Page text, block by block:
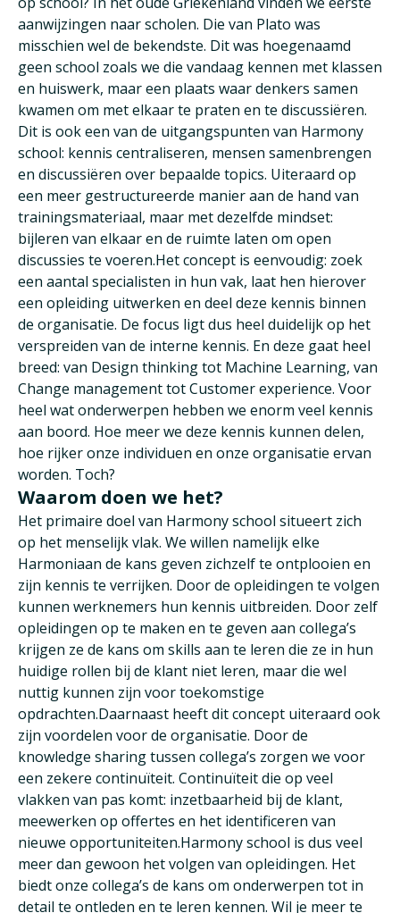
aanwijzingen naar scholen. Die van Plato was
misschien wel de bekendste. Dit was hoegenaamd
geen school zoals we die vandaag kennen met klassen
en huiswerk, maar een plaats waar denkers samen
kwamen om met elkaar te praten en te discussiëren.
Dit is ook een van de uitgangspunten van Harmony
school: kennis centraliseren, mensen samenbrengen
en discussiëren over bepaalde topics. Uiteraard op
een meer gestructureerde manier aan de hand van
trainingsmateriaal, maar met dezelfde mindset:
bijleren van elkaar en de ruimte laten om open
discussies te voeren.Het concept is eenvoudig: zoek
een aantal specialisten in hun vak, laat hen hierover
een opleiding uitwerken en deel deze kennis binnen
de organisatie. De focus ligt dus heel duidelijk op het
verspreiden van de interne kennis. En deze gaat heel
breed: van Design thinking tot Machine Learning, van
Change management tot Customer experience. Voor
heel wat onderwerpen hebben we enorm veel kennis
aan boord. Hoe meer we deze kennis kunnen delen,
hoe rijker onze individuen en onze organisatie ervan
worden. Toch?
Waarom doen we het?
Het primaire doel van Harmony school situeert zich
op het menselijk vlak. We willen namelijk elke
Harmoniaan de kans geven zichzelf te ontplooien en
zijn kennis te verrijken. Door de opleidingen te volgen
kunnen werknemers hun kennis uitbreiden. Door zelf
opleidingen op te maken en te geven aan collega’s
krijgen ze de kans om skills aan te leren die ze in hun
huidige rollen bij de klant niet leren, maar die wel
nuttig kunnen zijn voor toekomstige
opdrachten.Daarnaast heeft dit concept uiteraard ook
zijn voordelen voor de organisatie. Door de
knowledge sharing tussen collega’s zorgen we voor
een zekere continuïteit. Continuïteit die op veel
vlakken van pas komt: inzetbaarheid bij de klant,
meewerken op offertes en het identificeren van
nieuwe opportuniteiten.Harmony school is dus veel
meer dan gewoon het volgen van opleidingen. Het
biedt onze collega’s de kans om onderwerpen tot in
detail te ontleden en te leren kennen. Wil je meer te